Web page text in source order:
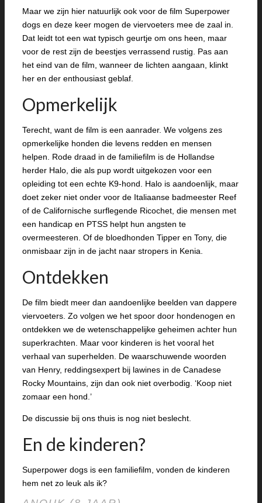
Maar we zijn hier natuurlijk ook voor de film Superpower
dogs en deze keer mogen de viervoeters mee de zaal in.
Dat leidt tot een wat typisch geurtje om ons heen, maar
voor de rest zijn de beestjes verrassend rustig. Pas aan
het eind van de film, wanneer de lichten aangaan, klinkt
her en der enthousiast geblaf.
Opmerkelijk
Terecht, want de film is een aanrader. We volgens zes
opmerkelijke honden die levens redden en mensen
helpen. Rode draad in de familiefilm is de Hollandse
herder Halo, die als pup wordt uitgekozen voor een
opleiding tot een echte K9-hond. Halo is aandoenlijk, maar
doet zeker niet onder voor de Italiaanse badmeester Reef
of de Californische surflegende Ricochet, die mensen met
een handicap en PTSS helpt hun angsten te
overmeesteren. Of de bloedhonden Tipper en Tony, die
onmisbaar zijn in de jacht naar stropers in Kenia.
Ontdekken
De film biedt meer dan aandoenlijke beelden van dappere
viervoeters. Zo volgen we het spoor door hondenogen en
ontdekken we de wetenschappelijke geheimen achter hun
superkrachten. Maar voor kinderen is het vooral het
verhaal van superhelden. De waarschuwende woorden
van Henry, reddingsexpert bij lawines in de Canadese
Rocky Mountains, zijn dan ook niet overbodig. ‘Koop niet
zomaar een hond.’
De discussie bij ons thuis is nog niet beslecht.
En de kinderen?
Superpower dogs is een familiefilm, vonden de kinderen
hem net zo leuk als ik?